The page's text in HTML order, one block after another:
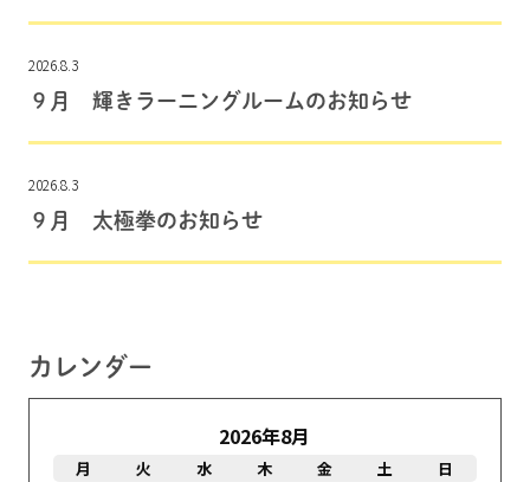
2026.8.3
９月 輝きラーニングルームのお知らせ
2026.8.3
９月 太極拳のお知らせ
カレンダー
2026年8月
月 火 水 木 金 土
日